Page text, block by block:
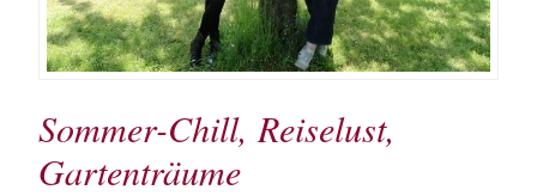
Sommer-Chill, Reiselust,
Gartenträume